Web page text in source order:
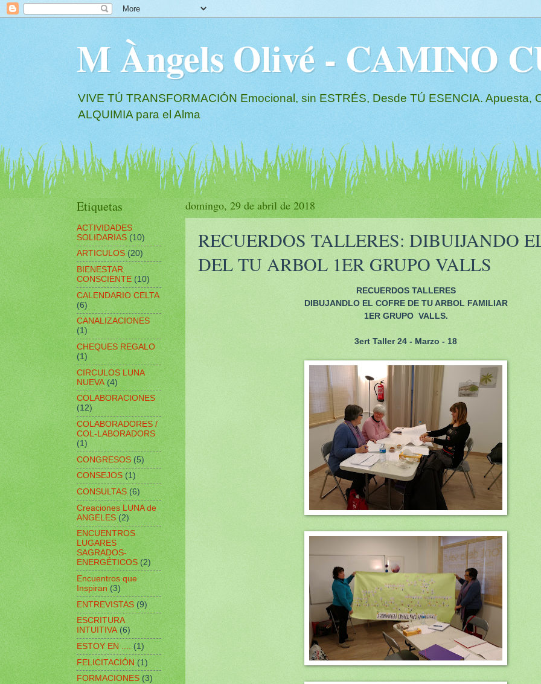
M Àngels Olivé - CAMINO
VIVE TÚ TRANSFORMACIÓN Emocional, sin ESTRÉS, Desde TÚ ESENCIA. Apuesta,
ALQUIMIA para el Alma
domingo, 29 de abril de 2018
RECUERDOS TALLERES: DIBUIJANDO
DEL TU ARBOL 1ER GRUPO VALLS
RECUERDOS TALLERES
DIBUJANDLO EL COFRE DE TU ARBOL FAMILIAR
1ER GRUPO VALLS.
3ert Taller 24 - Marzo - 18
Etiquetas
ACTIVIDADES
SOLIDARIAS (10)
ARTICULOS (20)
BIENESTAR
CONSCIENTE (10)
CALENDARIO CELTA
(6)
CANALIZACIONES
(1)
CHEQUES REGALO
(1)
CIRCULOS LUNA
NUEVA (4)
COLABORACIONES
(12)
COLABORADORES /
COL-LABORADORS
(1)
CONGRESOS (5)
CONSEJOS (1)
CONSULTAS (6)
Creaciones LUNA de
ANGELES (2)
ENCUENTROS
LUGARES
SAGRADOS-
ENERGÉTICOS (2)
Encuentros que
Inspiran (3)
ENTREVISTAS (9)
ESCRITURA
INTUITIVA (6)
ESTOY EN .... (1)
FELICITACIÓN (1)
FORMACIONES (3)